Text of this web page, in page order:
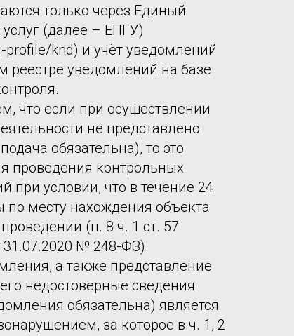
только через Единый
услуг (далее – ЕПГУ)
knd) и учёт уведомлений
реестре уведомлений на базе
что если при осуществлении
не представлено
обязательна), то это
проведения контрольных
при условии, что в течение 24
по месту нахождения объекта
(п. 8 ч. 1 ст. 57
31.07.2020 № 248-ФЗ).
а также представление
недостоверные сведения
обязательна) является
за которое в ч. 1, 2